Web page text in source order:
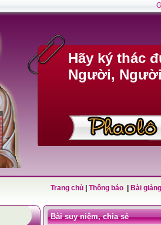
Hãy ký thác
Người,
Trang chủ Thông báo Bài
Bài suy niệm, chia sẻ